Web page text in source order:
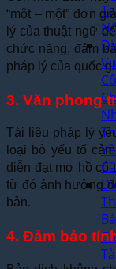
Vụ
“một – một” đơn
lý của thuật ngữ
chức năng, đảm
pháp lý của quốc
3. Văn phong
Tài liệu pháp lý
loại bỏ yếu tố
diễn đạt mơ hồ có
từ đó ảnh hưởng
bản.
4. Đảm bảo